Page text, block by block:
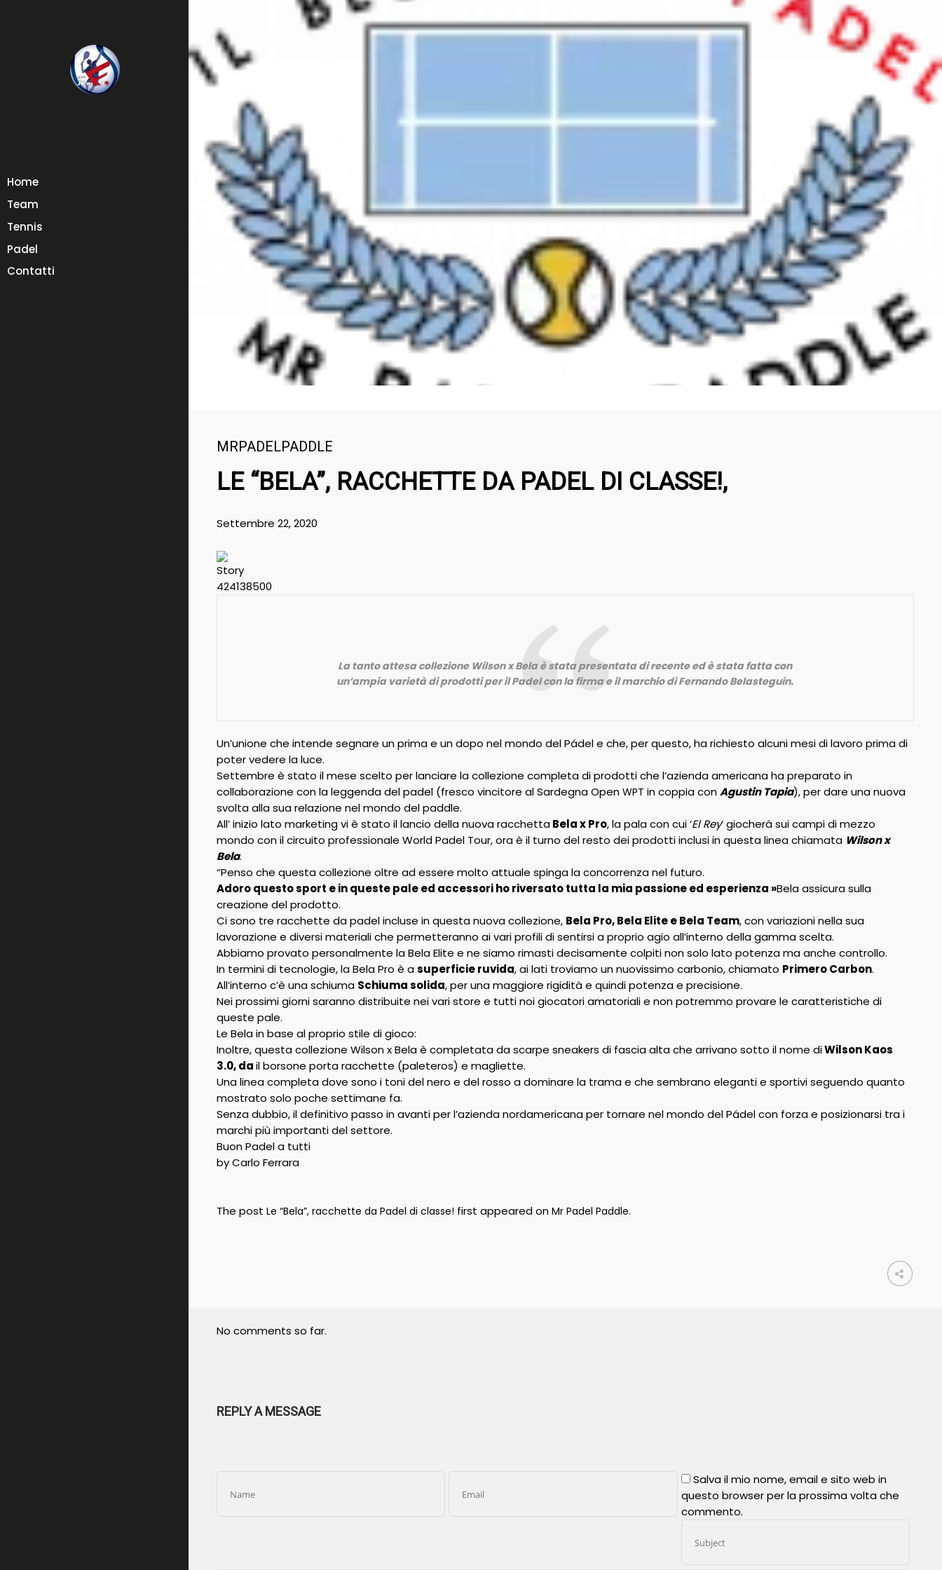
Home
Team
Tennis
Padel
Contatti
MRPADELPADDLE
LE “BELA”, RACCHETTE DA PADEL DI CLASSE!,
Settembre 22, 2020
La tanto attesa collezione Wilson x Bela è stata presentata di recente ed è stata fatta con
un’ampia varietà di prodotti per il Padel con la firma e il marchio di Fernando Belasteguín.
Un’unione che intende segnare un prima e un dopo nel mondo del Pádel e che, per questo, ha richiesto alcuni mesi di lavoro prima di
poter vedere la luce.
Settembre è stato il mese scelto per lanciare la collezione completa di prodotti che l’azienda americana ha preparato in
collaborazione con la leggenda del padel (fresco vincitore al Sardegna OpenWPT in coppia conAgustin Tapia), per dare una nuova
svolta alla sua relazione nel mondo del paddle.
All’ inizio lato marketing vi è stato il lancio della nuova racchettaBela x Pro, la pala con cui ‘El Rey‘ giocherà sui campi di mezzo
mondo con il circuito professionale World Padel Tour, ora è il turno del resto dei prodotti inclusi in questa linea chiamata Wilson x
Bela.
“Penso che questa collezione oltre ad essere molto attuale spinga la concorrenza nel futuro.
Adoro questo sport e in queste pale ed accessori ho riversato tutta la mia passione ed esperienza »Bela assicura sulla
creazione del prodotto.
Ci sono tre racchette da padel incluse in questa nuova collezione, Bela Pro, Bela Elite e Bela Team, con variazioni nella sua
lavorazione e diversi materiali che permetteranno ai vari profili di sentirsi a proprio agio all’interno della gamma scelta.
Abbiamo provato personalmente la Bela Elite e ne siamo rimasti decisamente colpiti non solo lato potenza ma anche controllo.
In termini di tecnologie, la Bela Pro è asuperficie ruvida, ai lati troviamo un nuovissimo carbonio, chiamato Primero Carbon.
All’interno c’è una schiuma Schiuma solida, per una maggiore rigidità e quindi potenza e precisione.
Nei prossimi giorni saranno distribuite nei vari store e tutti noi giocatori amatoriali e non potremmo provare le caratteristiche di
queste pale.
Le Bela in base al proprio stile di gioco:
Inoltre, questa collezione Wilson x Bela è completata da scarpe sneakers di fascia alta che arrivano sotto il nome diWilson Kaos
3.0, dail borsone porta racchette (paleteros) e magliette.
Una linea completa dove sono i toni del nero e del rosso a dominare la trama e che sembrano eleganti e sportivi seguendo quanto
mostrato solo poche settimane fa.
Senza dubbio, il definitivo passo in avanti per l’azienda nordamericana per tornare nel mondo del Pádel con forza e posizionarsi tra i
marchi più importanti del settore.
Buon Padel a tutti
by Carlo Ferrara
The post Le “Bela”, racchette da Padel di classe! first appeared on Mr Padel Paddle.
No comments so far.
REPLY A MESSAGE
Salva il mio nome, email e sito web in
questo browser per la prossima volta che
commento.